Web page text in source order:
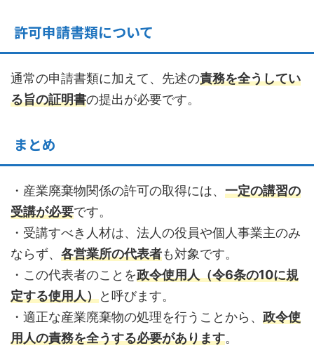
許可申請書類について
通常の申請書類に加えて、先述の責務を全うしてい
る旨の証明書の提出が必要です。
まとめ
・産業廃棄物関係の許可の取得には、 一定の講習の
受講が必要です。
・受講すべき人材は、法人の役員や個人事業主のみ
ならず、 各営業所の代表者も対象です。
・この代表者のことを政令使用人（令6条の10に規
定する使用人）と呼びます。
・適正な産業廃棄物の処理を行うことから、 政令使
用人の責務を全うする必要があります。